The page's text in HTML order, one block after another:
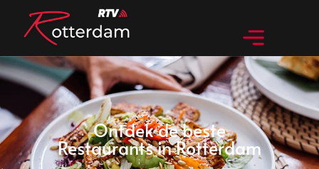
Ontdek de beste
Restaurants in Rotterdam